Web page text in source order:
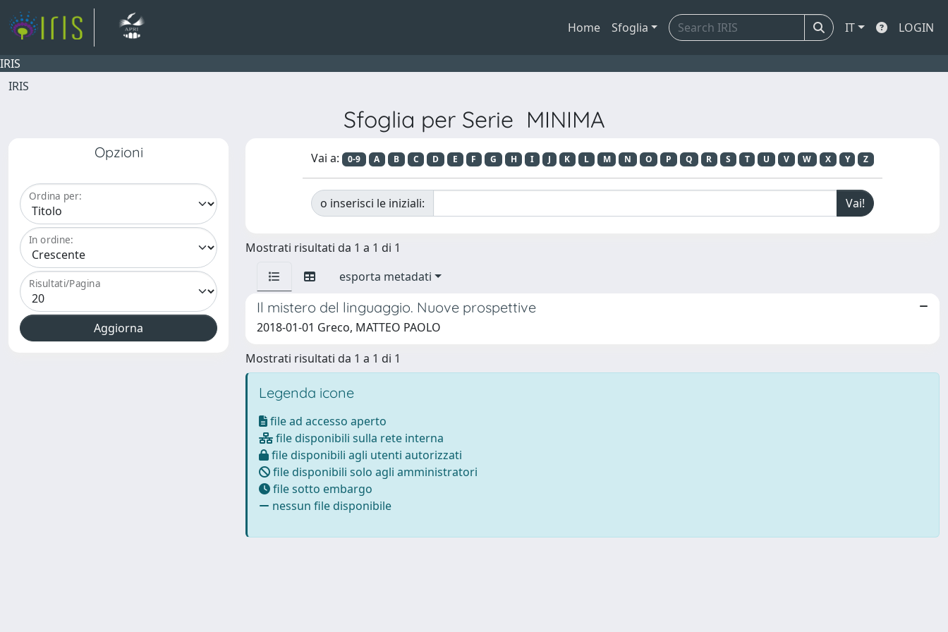
Home Sfoglia IT LOGIN
IRIS
IRIS
Sfoglia per Serie MINIMA
Opzioni
Ordina per:
In ordine:
Risultati/Pagina
Vai a: 0-9 A B C D E F G H I J K L M N O P Q R S T U V W X Y Z
o inserisci le iniziali:
Mostrati risultati da 1 a 1 di 1
esporta metadati
Il mistero del linguaggio. Nuove prospettive
2018-01-01 Greco, MATTEO PAOLO
Mostrati risultati da 1 a 1 di 1
Legenda icone
file ad accesso aperto
file disponibili sulla rete interna
file disponibili agli utenti autorizzati
file disponibili solo agli amministratori
file sotto embargo
nessun file disponibile